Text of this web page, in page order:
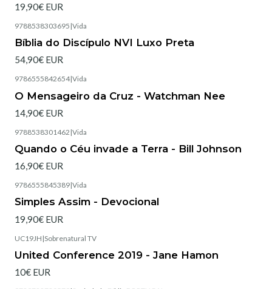
19,90€ EUR
9788538303695 |Vida
Bíblia do Discípulo NVI Luxo Preta
54,90€ EUR
9786555842654|Vida
O Mensageiro da Cruz - Watchman Nee
14,90€ EUR
9788538301462 |Vida
Quando o Céu invade a Terra - Bill Johnson
16,90€ EUR
9786555845389|Vida
Simples Assim - Devocional
19,90€ EUR
UC19JH |Sobrenatural TV
United Conference 2019 - Jane Hamon
10€ EUR